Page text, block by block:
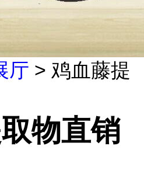
厅 > 鸡血藤提
物直销